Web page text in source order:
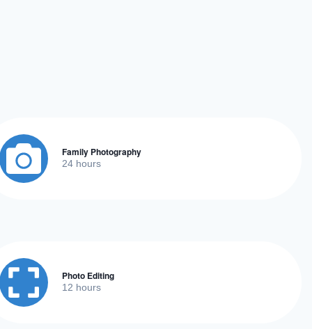
Family Photography
24 hours
Photo Editing
12 hours